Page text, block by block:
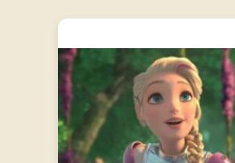
két kis kedvenc együtt fakad
jelenetben, ahol a nyávogás és
az ugatás közös dallammá…